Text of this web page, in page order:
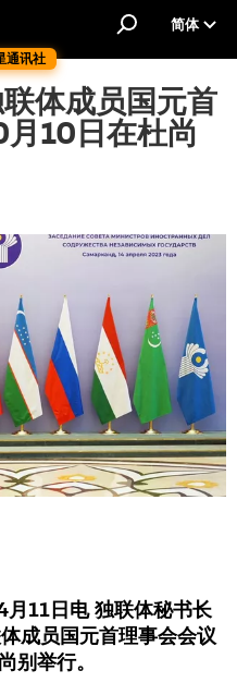
通讯社
简体
体成员国元首
10日在杜尚
11日电 独联体秘书长
成员国元首理事会会议
举行。